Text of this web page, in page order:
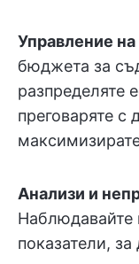
Управление
бюджета за
разпределяте
преговаряте с
Анализи и
Наблюдавайте
показатели,